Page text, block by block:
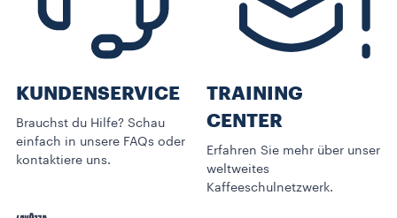
KUNDENSERVICE​
Brauchst du Hilfe? Schau
einfach in unsere FAQs oder
kontaktiere uns.
TRAINING
CENTER
Erfahren Sie mehr über unser
weltweites
Kaffeeschulnetzwerk.